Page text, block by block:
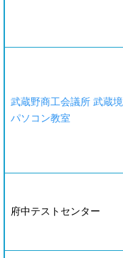
武蔵野商工会議所 武蔵境
パソコン教室
府中テストセンター